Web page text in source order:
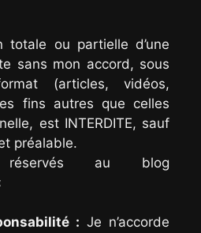
totale ou partielle d’une
sans mon accord, sous
(articles, vidéos,
fins autres que celles
est INTERDITE, sauf
préalable.
au blog
: Je n’accorde